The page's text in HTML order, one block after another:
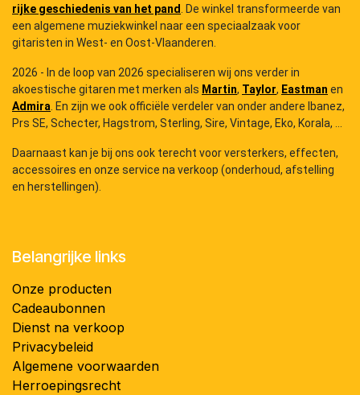
rijke geschiedenis van het pand
. De winkel transformeerde van
een algemene muziekwinkel naar een speciaalzaak voor
gitaristen in West- en Oost-Vlaanderen.
2026 - In de loop van 2026 specialiseren wij ons verder in
akoestische gitaren met merken als Martin, Taylor, Eastman en
Admira . En zijn we ook officiële verdeler van onder andere Ibanez,
Prs SE, Schecter, Hagstrom, Sterling, Sire, Vintage, Eko, Korala, ...
Daarnaast kan je bij ons ook terecht voor versterkers, effecten,
accessoires en onze service na verkoop (onderhoud, afstelling
en herstellingen).
Belangrijke links
Onze producten
Cadeaubonnen
Dienst na verkoop
Privacybeleid
Algemene voorwaarden
Herroepingsrecht